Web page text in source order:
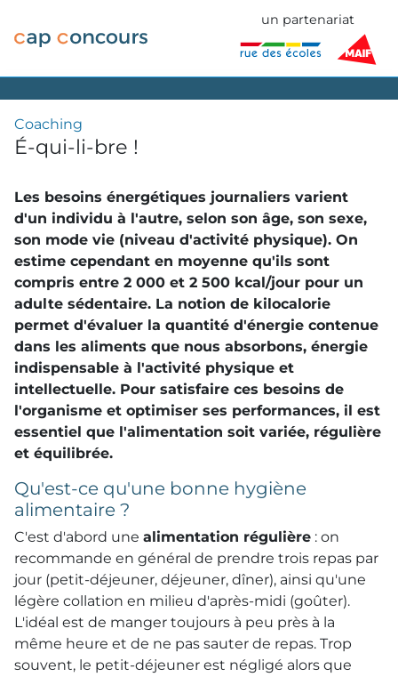
un partenariat
Coaching
É-qui-li-bre !
Les besoins énergétiques journaliers varient
d'un individu à l'autre, selon son âge, son sexe,
son mode vie (niveau d'activité physique). On
estime cependant en moyenne qu'ils sont
compris entre 2 000 et 2 500 kcal/jour pour un
adulte sédentaire. La notion de kilocalorie
permet d'évaluer la quantité d'énergie contenue
dans les aliments que nous absorbons, énergie
indispensable à l'activité physique et
intellectuelle. Pour satisfaire ces besoins de
l'organisme et optimiser ses performances, il est
essentiel que l'alimentation soit variée, régulière
et équilibrée.
Qu'est-ce qu'une bonne hygiène
alimentaire ?
C'est d'abord une alimentation régulière : on
recommande en général de prendre trois repas par
jour (petit-déjeuner, déjeuner, dîner), ainsi qu'une
légère collation en milieu d'après-midi (goûter).
L'idéal est de manger toujours à peu près à la
même heure et de ne pas sauter de repas. Trop
souvent, le petit-déjeuner est négligé alors que